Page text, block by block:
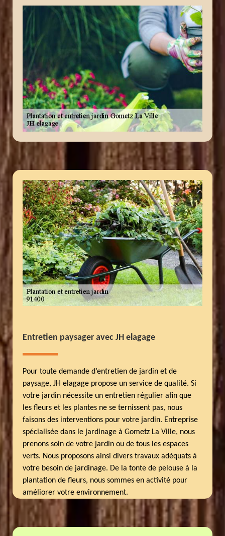
Entretien paysager avec JH elagage
Pour toute demande d’entretien de jardin et de
paysage, JH elagage propose un service de qualité. Si
votre jardin nécessite un entretien régulier afin que
les fleurs et les plantes ne se ternissent pas, nous
faisons des interventions pour votre jardin. Entreprise
spécialisée dans le jardinage à Gometz La Ville, nous
prenons soin de votre jardin ou de tous les espaces
verts. Nous proposons ainsi divers travaux adéquats à
votre besoin de jardinage. De la tonte de pelouse à la
plantation de fleurs, nous sommes en activité pour
améliorer votre environnement.